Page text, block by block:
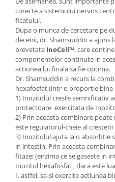
Vitamina B
Vitamina C
Vitamina D
Vitamina E
Vitamina K
Zinc
Cătină
Chlorella
Colina
Electroliti
Produse Apicole
corecte a sistemului nervos
ficatului.
Dupa o munca de cercetare pe
decenii, dr. Shamsuddin a ajuns
brevetate InoCell™, care
componentelor continute in
actiunea lui finala sa fie optima.
Dr. Shamsuddin a recurs la
hexafosfat (intr-o proportie bine
1) Inozitolul creste semnificativ
protectoare exercitata de
2) Prin aceasta combinare
este regulatorul-cheie al
3) Inozitolul ajuta la o absorbtie
in intestin. Prin aceasta
fitazei (enzima ce se gaseste in
Inozitol hexafosfat , daca este
I, astfel, sa-si exercite actiunea